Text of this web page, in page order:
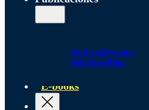
NoticiasEventos
BoletinesBlog
E-books